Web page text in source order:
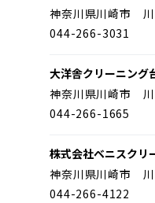
神奈川県川崎市 川
044-266-3031
大洋舎クリーニング
神奈川県川崎市 川
044-266-1665
株式会社ベニスクリ
神奈川県川崎市 川
044-266-4122